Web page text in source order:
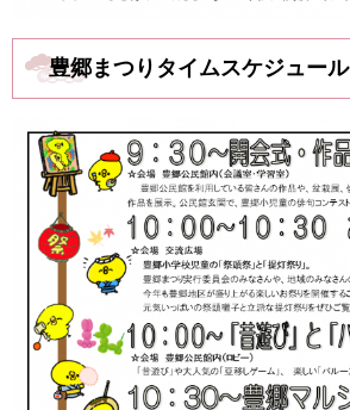
豊郷まつりタイムスケジュール